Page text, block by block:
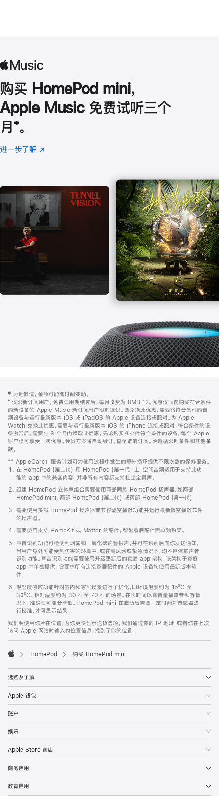
购买 HomePod mini，
Apple Music 免费试听三个
月 脚
注
⁺。
进一步了解 Apple
(在
口
中
打
开)
页
页
脚
注
‡ 为近似值。金额可能随时间变动。
⁺ 仅限新订阅用户。免费试用期结束后，每月收费为 RMB 12。优惠仅面向购买符合条件
的新设备的 Apple Music 新订阅用户限时提供。要兑换此优惠，需要将符合条件的音
频设备与运行最新版本 iOS 或 iPadOS 的 Apple 设备连接或配对。为 Apple
Watch 兑换此优惠，需要与运行最新版本 iOS 的 iPhone 连接或配对。符合条件的设
备激活后，需要在 3 个月内领取此优惠。无论购买多少件符合条件的设备，每个 Apple
账户仅可享受一次优惠。会员方案将自动续订，直至取消订阅。须遵循限制条件和其他条
款。
窗
口
中
打
开)
** AppleCare+ 服务计划可为使用过程中发生的意外损坏提供不限次数的保修服务。
在 HomePod (第二代) 和 HomePod (第一代) 上，空间音频适用于支持此功
能的 app 中的兼容内容。并非所有内容都支持杜比全景声。
组建 HomePod 立体声组合需要使用两部同款 HomePod 扬声器，如两部
HomePod mini、两部 HomePod (第二代) 或两部 HomePod (第一代)。
需要使用多部 HomePod 扬声器或兼容隔空播放功能并运行最新隔空播放软件
的扬声器。
需要使用支持 HomeKit 或 Matter 的配件。智能家居配件需单独购买。
声音识别功能可检测到烟雾和一氧化碳的警报声，并可在识别后向你发送通知。
当用户身处可能受到伤害的环境中，或在高风险或紧急情况下，均不应依赖声音
识别功能。声音识别功能需要使用升级更新后的家庭 app 架构，该架构于家庭
app 中单独提供。它要求所有连接家居配件的 Apple 设备均使用最新版本软
件。
温湿度感应功能针对室内和家居场景进行了优化，即环境温度约为 15ºC 至
30ºC、相对湿度约为 30% 至 70% 的场景。在长时间以高音量播放音频等情
况下，准确性可能会降低。HomePod mini 在启动后需要一定时间对传感器进
行校准，才可显示结果。
我们会使用你所在位置，为你更快显示送货选项。我们通过你的 IP 地址，或者你在上次
访问 Apple 网站时输入的位置信息，找到了你的位置。
HomePod 购买 HomePod mini
选购及了解
Apple 钱包
账户
娱乐
Apple Store 商店
商务应用
教育应用